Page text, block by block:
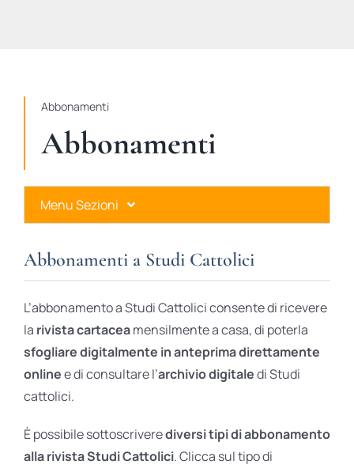
Abbonamenti
Abbonamenti
Menu Sezioni
Ares Gold
Ares Digital
Ares Gift Card
Abbonamenti a Studi Cattolici
L’abbonamento a Studi Cattolici consente di ricevere
la rivista cartaceamensilmente a casa, di poterla
sfogliare digitalmente in anteprima direttamente
onlinee di consultare l’archivio digitaledi Studi
cattolici.
È possibile sottoscriverediversi tipi di abbonamento
alla rivista Studi Cattolici. Clicca sul tipo di